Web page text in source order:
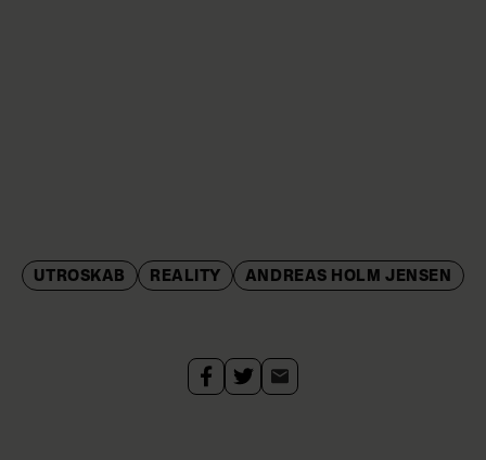
UTROSKAB REALITY ANDREAS HOLM JENSEN